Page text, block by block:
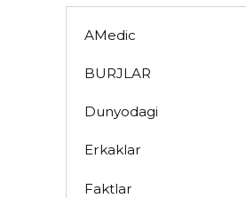
AMedic
BURJLAR
Dunyodagi
Erkaklar
Faktlar